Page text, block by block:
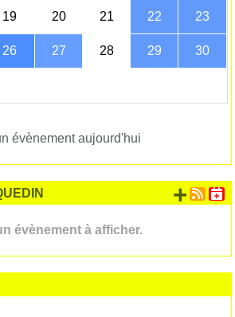
19 20 21 22 23
26 27 28 29 30
évènement aujourd'hui
évènement à afficher.
+